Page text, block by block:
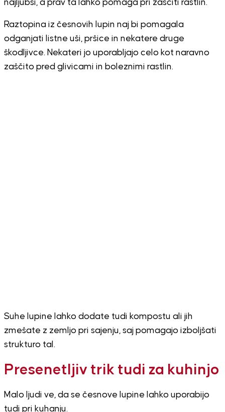
najljubši, a prav ta lahko pomaga pri zaščiti rastlin.
Raztopina iz česnovih lupin naj bi pomagala
odganjati listne uši, pršice in nekatere druge
škodljivce. Nekateri jo uporabljajo celo kot naravno
zaščito pred glivicami in boleznimi rastlin.
Suhe lupine lahko dodate tudi kompostu ali jih
zmešate z zemljo pri sajenju, saj pomagajo izboljšati
strukturo tal.
Presenetljiv trik tudi za kuhinjo
Malo ljudi ve, da se česnove lupine lahko uporabijo
tudi pri kuhanju.